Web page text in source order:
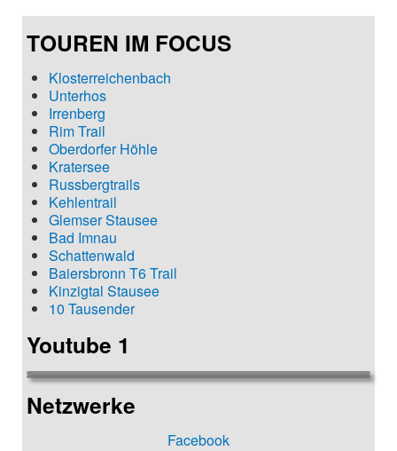
TOUREN IM FOCUS
Klosterreichenbach
Unterhos
Irrenberg
Rim Trail
Oberdorfer Höhle
Kratersee
Russbergtrails
Kehlentrail
Glemser Stausee
Bad Imnau
Schattenwald
Baiersbronn T6 Trail
Kinzigtal Stausee
10 Tausender
Youtube 1
Netzwerke
Facebook